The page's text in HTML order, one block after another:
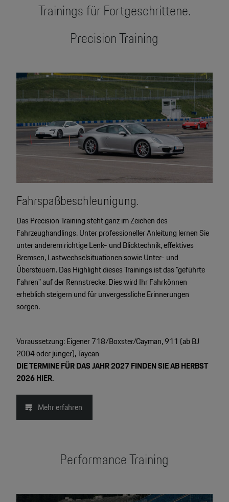
Trainings für Fortgeschrittene.
Precision Training
Fahrspaßbeschleunigung.
Das Precision Training steht ganz im Zeichen des
Fahrzeughandlings. Unter professioneller Anleitung lernen Sie
unter anderem richtige Lenk- und Blicktechnik, effektives
Bremsen, Lastwechselsituationen sowie Unter- und
Übersteuern. Das Highlight dieses Trainings ist das "geführte
Fahren" auf der Rennstrecke. Dies wird Ihr Fahrkönnen
erheblich steigern und für unvergessliche Erinnerungen
sorgen.
Voraussetzung: Eigener 718/Boxster/Cayman, 911 (ab BJ
2004 oder jünger), Taycan
DIE TERMINE FÜR DAS JAHR 2027 FINDEN SIE AB HERBST
2026 HIER.
Mehr erfahren
Performance Training